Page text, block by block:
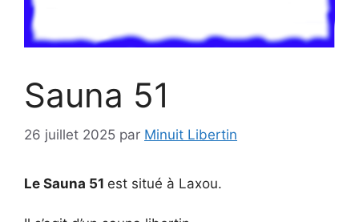
Sauna 51
26 juillet 2025 par Minuit Libertin
Le Sauna 51 est situé à Laxou.